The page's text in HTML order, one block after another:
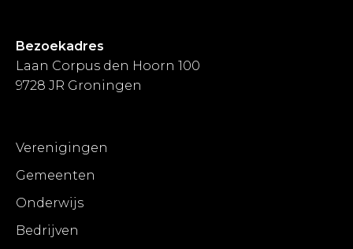
Bezoekadres
Laan Corpus den Hoorn 100
9728 JR Groningen
Verenigingen
Gemeenten
Onderwijs
Bedrijven